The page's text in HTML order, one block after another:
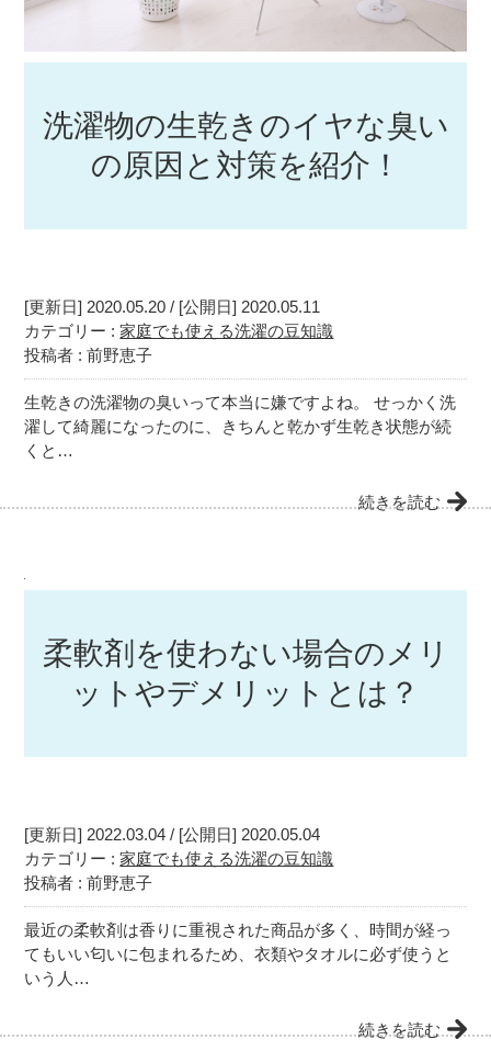
洗濯物の生乾きのイヤな臭い
の原因と対策を紹介！
[更新日] 2020.05.20 / [公開日] 2020.05.11
カテゴリー :家庭でも使える洗濯の豆知識
投稿者 : 前野恵子
生乾きの洗濯物の臭いって本当に嫌ですよね。 せっかく洗
濯して綺麗になったのに、きちんと乾かず生乾き状態が続
くと…
続きを読む
柔軟剤を使わない場合のメリ
ットやデメリットとは？
[更新日] 2022.03.04 / [公開日] 2020.05.04
カテゴリー :家庭でも使える洗濯の豆知識
投稿者 : 前野恵子
最近の柔軟剤は香りに重視された商品が多く、時間が経っ
てもいい匂いに包まれるため、衣類やタオルに必ず使うと
いう人…
続きを読む